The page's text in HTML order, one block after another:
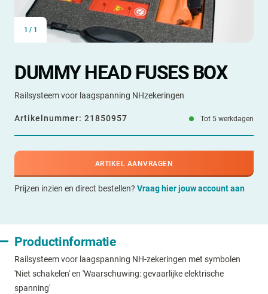
1 / 1
DUMMY HEAD FUSES BOX
Railsysteem voor laagspanning NHzekeringen
Artikelnummer: 21850957 Tot 5 werkdagen
ARTIKEL AANVRAGEN
Prijzen inzien en direct bestellen? Vraag hier jouw account aan
Productinformatie
Railsysteem voor laagspanning NH-zekeringen met symbolen
'Niet schakelen' en 'Waarschuwing: gevaarlijke elektrische
spanning'